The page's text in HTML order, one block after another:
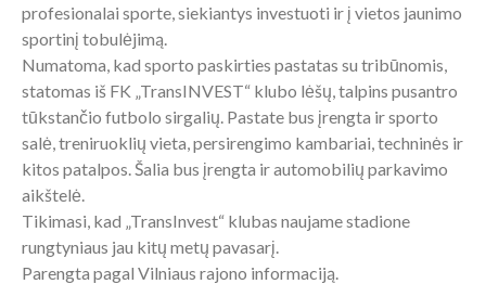
profesionalai sporte, siekiantys investuoti ir į vietos jaunimo
sportinį tobulėjimą.
Numatoma, kad sporto paskirties pastatas su tribūnomis,
statomas iš FK „TransINVEST“ klubo lėšų, talpins pusantro
tūkstančio futbolo sirgalių. Pastate bus įrengta ir sporto
salė, treniruoklių vieta, persirengimo kambariai, techninės ir
kitos patalpos. Šalia bus įrengta ir automobilių parkavimo
aikštelė.
Tikimasi, kad „TransInvest“ klubas naujame stadione
rungtyniaus jau kitų metų pavasarį.
Parengta pagal Vilniaus rajono informaciją.